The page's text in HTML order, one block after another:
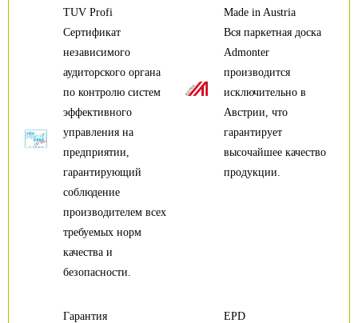
TUV Profi
Сертификат
независимого
аудиторского органа
по контролю систем
эффективного
управления на
предприятии,
гарантирующий
соблюдение
производителем всех
требуемых норм
качества и
безопасности.
Made in Austria
Вся паркетная доска
Admonter
производится
исключительно в
Австрии, что
гарантирует
высочайшее качество
продукции.
EPD
Гарантия